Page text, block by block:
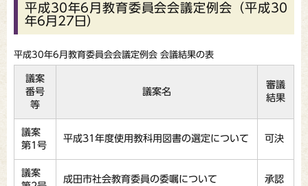
平成30年6月教育委員会会議定例会（平成30
年6月27日）
平成30年6月教育委員会会議定例会 会議結果の表
議案
番号
等
議案名
審議
結果
議案
第1号
平成31年度使用教科用図書の選定について 可決
議案
成田市社会教育委員の委嘱について 承認